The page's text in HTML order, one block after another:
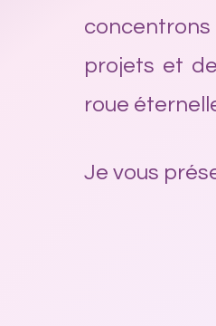
projets et
roue
Je vous